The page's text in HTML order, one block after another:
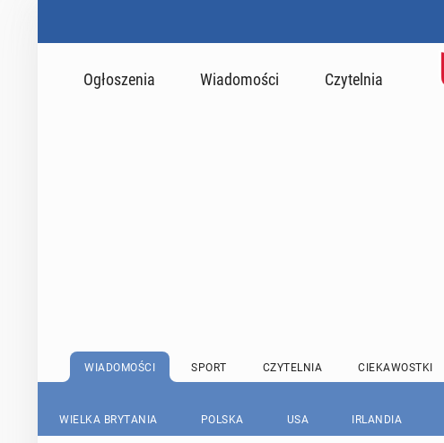
Ogłoszenia Wiadomości Czytelnia
WIADOMOŚCI SPORT CZYTELNIA CIEKAWOSTKI
WIELKA BRYTANIA POLSKA USA IRLANDIA